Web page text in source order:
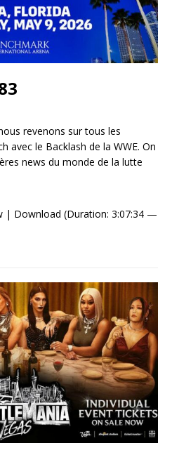
revenons sur tous les
avec le Backlash de la WWE. On
news du monde de la lutte
| Download (Duration: 3:07:34 —